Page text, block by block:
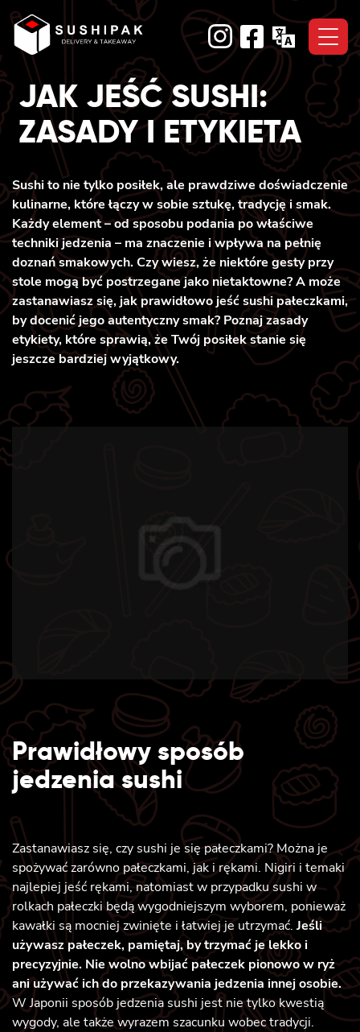
Skip
content
JAK JEŚĆ SUSHI:
ZASADY I ETYKIETA
Sushi to nie tylko posiłek, ale prawdziwe doświadczenie
kulinarne, które łączy w sobie sztukę, tradycję i smak.
Każdy element – od sposobu podania po właściwe
techniki jedzenia – ma znaczenie i wpływa na pełnię
doznań smakowych. Czy wiesz, że niektóre gesty przy
stole mogą być postrzegane jako nietaktowne? A może
zastanawiasz się, jak prawidłowo jeść sushi pałeczkami,
by docenić jego autentyczny smak? Poznaj zasady
etykiety, które sprawią, że Twój posiłek stanie się
jeszcze bardziej wyjątkowy.
Prawidłowy sposób
jedzenia sushi
Zastanawiasz się, czy sushi je się pałeczkami? Można je
spożywać zarówno pałeczkami, jak i rękami. Nigiri i temaki
najlepiej jeść rękami, natomiast w przypadku sushi w
rolkach pałeczki będą wygodniejszym wyborem, ponieważ
kawałki są mocniej zwinięte i łatwiej je utrzymać. Jeśli
używasz pałeczek, pamiętaj, by trzymać je lekko i
precyzyjnie. Nie wolno wbijać pałeczek pionowo w ryż
ani używać ich do przekazywania jedzenia innej osobie.
W Japonii sposób jedzenia sushi jest nie tylko kwestią
wygody, ale także wyrazem szacunku wobec tradycji.